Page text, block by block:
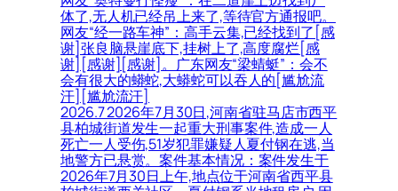
体了,无人机已经吊上来了,等待官方通报吧。
网友“经一路车神”：高手云集,已经找到了[感
谢]张良脑悬崖底下,挂树上了,高度腐烂[感
谢][感谢][感谢]。广东网友“梁蜻蜓”：会不
会有很大的蟒蛇,大蟒蛇可以吞人的[尴尬流
汗][尴尬流汗]
2026.7 2026年7月30日,河南省驻马店市西平
县柏城街道发生一起重大刑事案件,造成一人
死亡一人受伤,51岁犯罪嫌疑人夏付钢在逃,当
地警方已悬赏。案件基本情况：案件发生于
2026年7月30日上午,地点位于河南省西平县